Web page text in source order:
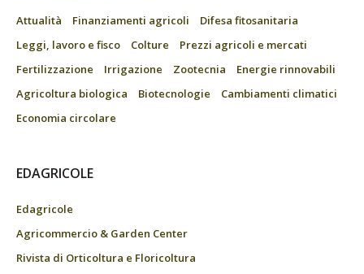
Attualità Finanziamenti agricoli
Difesa fitosanitaria
Leggi, lavoro e fisco
Colture
Prezzi agricoli e mercati
Fertilizzazione
Irrigazione Zootecnia
Energie rinnovabili
Agricoltura biologica
Biotecnologie
Cambiamenti climatici
Economia circolare
EDAGRICOLE
Edagricole
Agricommercio & Garden Center
Rivista di Orticoltura e Floricoltura